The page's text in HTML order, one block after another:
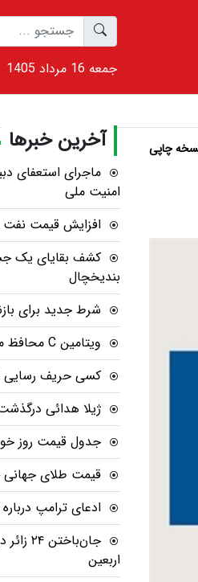
1405 جمعه 16 مرداد
چاپی آخرین خبرها
ماجرای استعفای
امنیت ملی
افزایش قیمت نفت
کشف بقایای یک
بندیخچال
شرط جدید برای
ویتامین C محافظ مغز
کسی حریف رسایی
ژیلا هدائی
جدول قیمت روز خودرو در
قیمت طلای جهانی جمعه
ادعای ترامپ
اربعین